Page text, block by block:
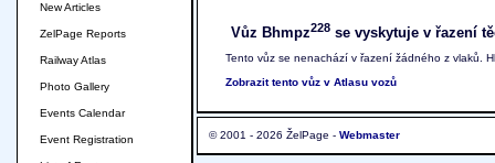
Vůz Bhmpz228 se vyskytuje v řazení
Tento vůz se nenachází v řazení žádného z vlaků.
Zobrazit tento vůz v Atlasu vozů
© 2001 - 2026 ŽelPage - Webmaster
New Articles
ZelPage Reports
Railway Atlas
Photo Gallery
Events Calendar
Event Registration